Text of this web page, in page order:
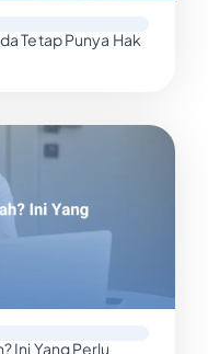
Tetap Punya Hak
Ini Yang Perlu